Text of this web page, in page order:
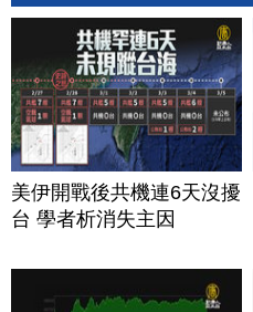
美伊開戰後共機連6天沒擾
台 學者析消失主因